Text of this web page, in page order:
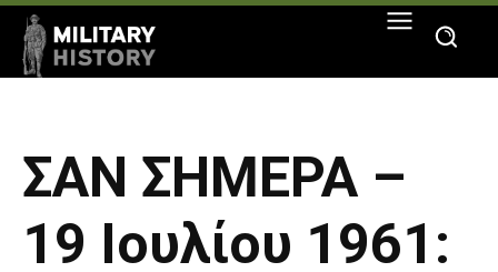
ΣΑΝ ΣΗΜΕΡΑ –
19 Ιουλίου 1961: